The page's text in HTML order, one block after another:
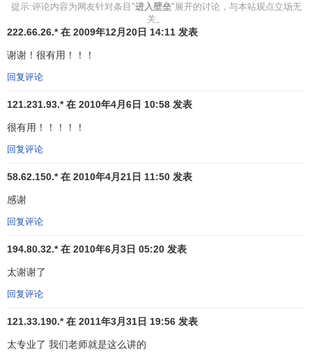
进入壁垒与退出壁垒的关系矩阵，它也是行业分析的一
个重要方面。
从图中可以看出：从行业利润的角度来看，最好的情况
是进入壁垒较高而退出壁垒低，在这种情况下，新进入者将
之，进入壁垒低而退出壁垒高是最不利的情况，在这种情况
下，当某行业的吸引力较大时，众多企业纷纷进入该行业；
当该行业不
进入壁垒的利与弊
提示:评论内容为网友针对条目"进入壁垒"展开的讨论，与本站观点立场无
关。
222.66.26.* 在 2009年12月20日 14:11 发表
谢谢！很有用！！！
回复评论
121.231.93.* 在 2010年4月6日 10:58 发表
很有用！！！！！
回复评论
58.62.150.* 在 2010年4月21日 11:50 发表
感谢
回复评论
194.80.32.* 在 2010年6月3日 05:20 发表
太谢谢了
回复评论
121.33.190.* 在 2011年3月31日 19:56 发表
太专业了 我们老师就是这么讲的